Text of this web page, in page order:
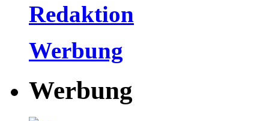
Redaktion
Werbung
Werbung